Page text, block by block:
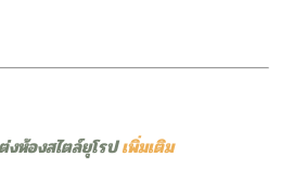
ห้องสไตล์ยุโรปเพิ่มเติม